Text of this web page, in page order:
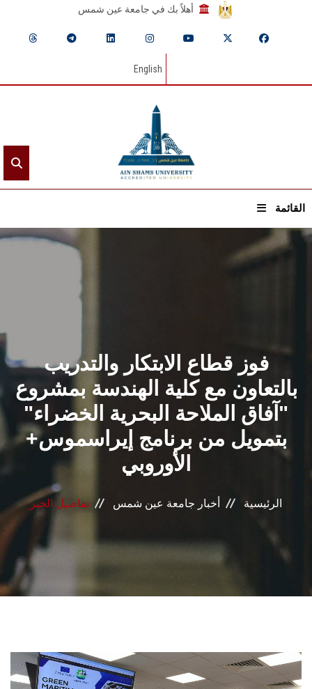
أهلاً بك في جامعة عين شمس
English
القائمة
الشئون الأكاديمية
البحث العلمي
الرعاية الصحية
المراكز والوحدات
الأنظمة الذكية
الإعلام
تواصل معنا
هيئة التدريس
فوز قطاع الابتكار والتدريب
بالتعاون مع كلية الهندسة بمشروع
"آفاق الملاحة البحرية الخضراء"
بتمويل من برنامج إيراسموس+
الأوروبي
الرئيسية أخبار جامعة عين شمس تفاصيل الخبر